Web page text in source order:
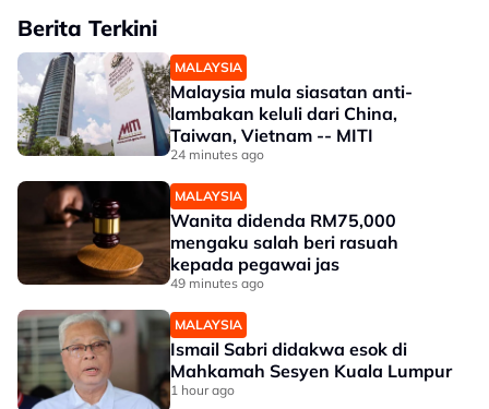
Berita Terkini
MALAYSIA
Malaysia mula siasatan anti-
lambakan keluli dari China,
Taiwan, Vietnam -- MITI
24 minutes ago
MALAYSIA
Wanita didenda RM75,000
mengaku salah beri rasuah
kepada pegawai jas
49 minutes ago
MALAYSIA
Ismail Sabri didakwa esok di
Mahkamah Sesyen Kuala Lumpur
1 hour ago